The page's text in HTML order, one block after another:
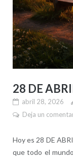
28 DE
abril 28, 2026
Deja un
Hoy es 28 DE
que todo el